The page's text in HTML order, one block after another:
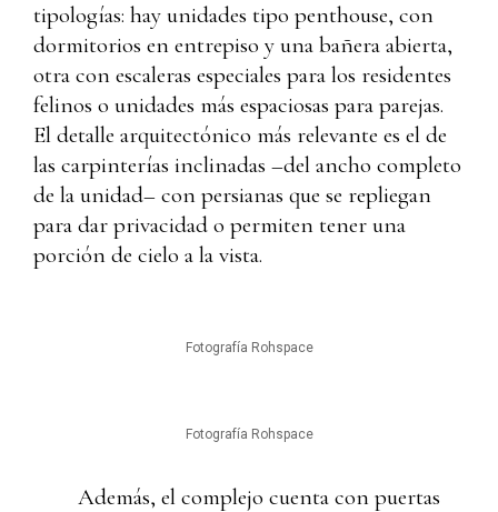
tipologías: hay unidades tipo penthouse, con
dormitorios en entrepiso y una bañera abierta,
otra con escaleras especiales para los residentes
felinos o unidades más espaciosas para parejas.
El detalle arquitectónico más relevante es el de
las carpinterías inclinadas –del ancho completo
de la unidad– con persianas que se repliegan
para dar privacidad o permiten tener una
porción de cielo a la vista.
Fotografía Rohspace
Fotografía Rohspace
Además, el complejo cuenta con puertas